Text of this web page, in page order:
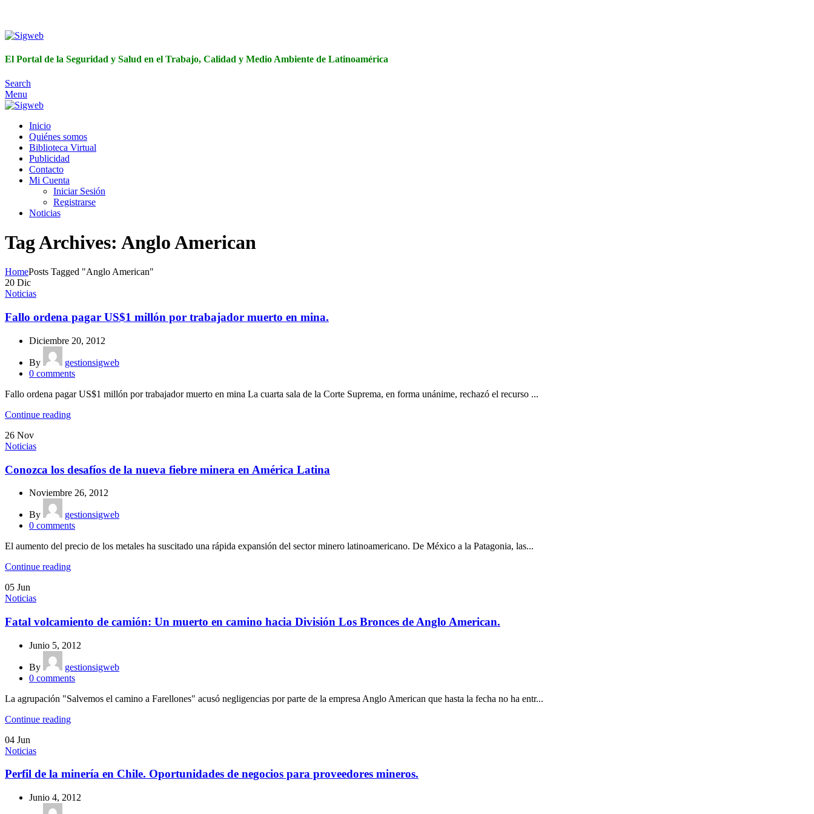
El Portal de la Seguridad y Salud en el Trabajo, Calidad y Medio Ambiente de Latinoamérica
Search
Menu
Inicio
Quiénes somos
Biblioteca Virtual
Publicidad
Contacto
Mi Cuenta
Iniciar Sesión
Registrarse
Noticias
Tag Archives: Anglo American
HomePosts Tagged "Anglo American"
20 Dic
Noticias
Fallo ordena pagar US$1 millón por trabajador muerto en mina.
Diciembre 20, 2012
By
gestionsigweb
0 comments
Fallo ordena pagar US$1 millón por trabajador muerto en mina La cuarta sala de la Corte Suprema, en forma unánime, rechazó el recurso ...
Continue reading
26 Nov
Noticias
Conozca los desafíos de la nueva fiebre minera en América Latina
Noviembre 26, 2012
By
gestionsigweb
0 comments
El aumento del precio de los metales ha suscitado una rápida expansión del sector minero latinoamericano. De México a la Patagonia, las...
Continue reading
05 Jun
Noticias
Fatal volcamiento de camión: Un muerto en camino hacia División Los Bronces de Anglo American.
Junio 5, 2012
By
gestionsigweb
0 comments
La agrupación "Salvemos el camino a Farellones" acusó negligencias por parte de la empresa Anglo American que hasta la fecha no ha entr...
Continue reading
04 Jun
Noticias
Perfil de la minería en Chile. Oportunidades de negocios para proveedores mineros.
Junio 4, 2012